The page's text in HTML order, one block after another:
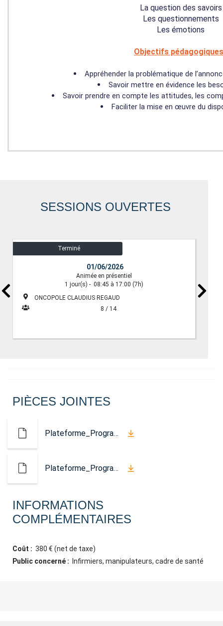
La question des savoirs
Les questionnements
Les émotions
Objectifs
Appréhender la problématique de
Savoir mettre en évidence les
Savoir prendre en compte les attitudes, les
Faciliter la mise en œuvre du
SESSIONS OUVERTES
Terminé
01/06/2026
Animée en présentiel
1 jour(s) - 08:45 à 17:00 (7h)
ONCOPOLE CLAUDIUS REGAUD
8 / 14
PIÈCES JOINTES
Plateforme_Programme_MalADire.pdf
Plateforme_Programme_MalADire.pdf
INFORMATIONS
COMPLÉMENTAIRES
Coût : 380 € (net de taxe)
Public concerné : Infirmiers, manipulateurs, cadre de santé